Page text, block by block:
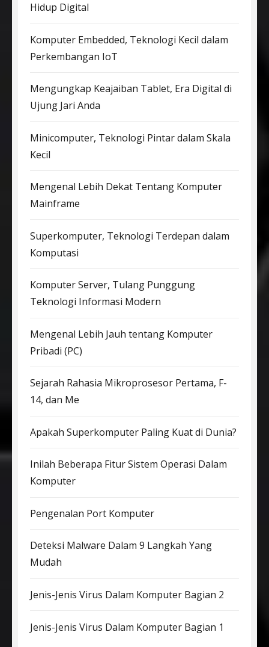
Hidup Digital
Komputer Embedded, Teknologi Kecil dalam
Perkembangan IoT
Mengungkap Keajaiban Tablet, Era Digital di
Ujung Jari Anda
Minicomputer, Teknologi Pintar dalam Skala
Kecil
Mengenal Lebih Dekat Tentang Komputer
Mainframe
Superkomputer, Teknologi Terdepan dalam
Komputasi
Komputer Server, Tulang Punggung
Teknologi Informasi Modern
Mengenal Lebih Jauh tentang Komputer
Pribadi (PC)
Sejarah Rahasia Mikroprosesor Pertama, F-
14, dan Me
Apakah Superkomputer Paling Kuat di Dunia?
Inilah Beberapa Fitur Sistem Operasi Dalam
Komputer
Pengenalan Port Komputer
Deteksi Malware Dalam 9 Langkah Yang
Mudah
Jenis-Jenis Virus Dalam Komputer Bagian 2
Jenis-Jenis Virus Dalam Komputer Bagian 1